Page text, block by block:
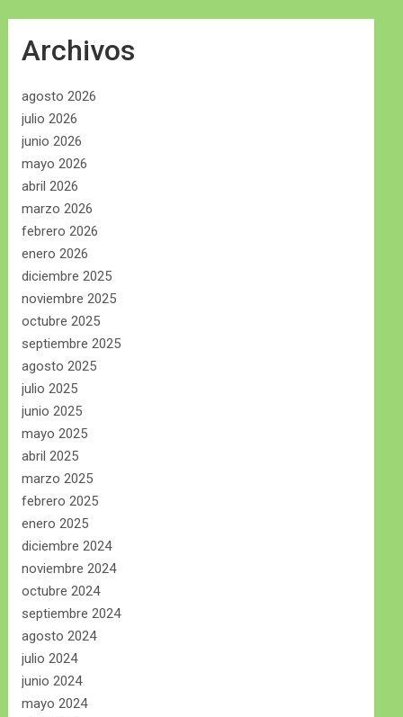
Archivos
agosto 2026
julio 2026
junio 2026
mayo 2026
abril 2026
marzo 2026
febrero 2026
enero 2026
diciembre 2025
noviembre 2025
octubre 2025
septiembre 2025
agosto 2025
julio 2025
junio 2025
mayo 2025
abril 2025
marzo 2025
febrero 2025
enero 2025
diciembre 2024
noviembre 2024
octubre 2024
septiembre 2024
agosto 2024
julio 2024
junio 2024
mayo 2024